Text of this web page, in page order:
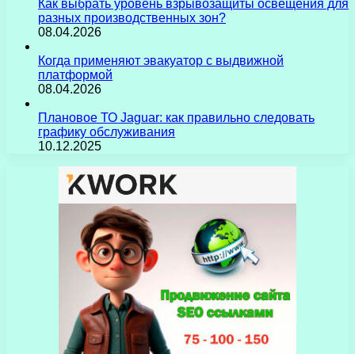
Как выбрать уровень взрывозащиты освещения для
разных производственных зон?
08.04.2026
Когда применяют эвакуатор с выдвижной
платформой
08.04.2026
Плановое ТО Jaguar: как правильно следовать
графику обслуживания
10.12.2025